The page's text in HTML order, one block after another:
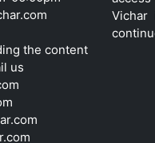
the content
us
Vichar